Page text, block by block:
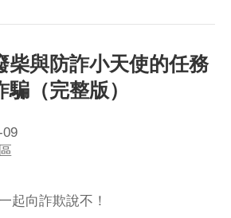
柴與防詐小天使的任務
（完整版）
09
起向詐欺說不！